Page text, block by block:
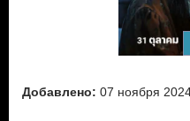
Добавлено: 07 ноября